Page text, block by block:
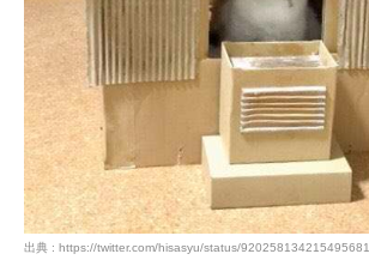
出典 : https://twitter.com/hisasyu/status/920258134215495681